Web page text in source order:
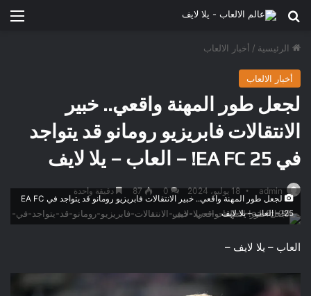
بحث عن
الرئيسية / أخبار الالعاب
أخبار الالعاب
لجعل طور المهنة واقعي.. خبير
الانتقالات فابريزيو رومانو قد يتواجد
في EA FC 25! – العاب – يلا لايف
admin 18 يوليو، 2024 0
87 دقيقة واحدة
لجعل طور المهنة واقعي.. خبير الانتقالات فابريزيو رومانو قد يتواجد في EA FC
25! – العاب – يلا لايف
العاب – يلا لايف –